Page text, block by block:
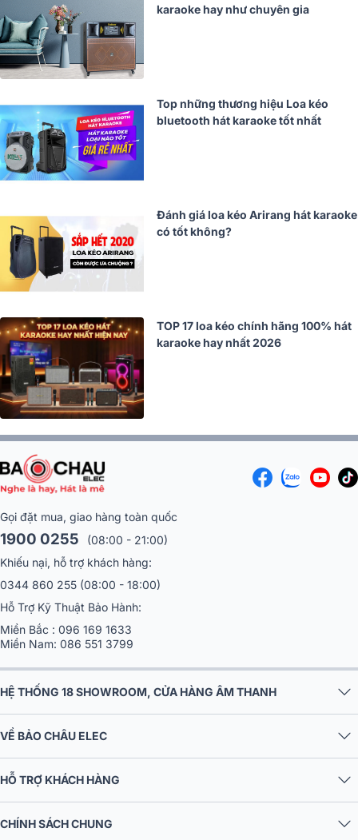
karaoke hay như chuyên gia
Top những thương hiệu Loa kéo
bluetooth hát karaoke tốt nhất
Đánh giá loa kéo Arirang hát karaoke
có tốt không?
TOP 17 loa kéo chính hãng 100% hát
karaoke hay nhất 2026
Gọi đặt mua, giao hàng toàn quốc
1900 0255
(08:00 - 21:00)
Khiếu nại, hỗ trợ khách hàng:
0344 860 255 (08:00 - 18:00)
Hỗ Trợ Kỹ Thuật Bảo Hành:
Miền Bắc : 096 169 1633
Miền Nam: 086 551 3799
HỆ THỐNG 18 SHOWROOM, CỬA HÀNG ÂM THANH
VỀ BẢO CHÂU ELEC
HỖ TRỢ KHÁCH HÀNG
CHÍNH SÁCH CHUNG